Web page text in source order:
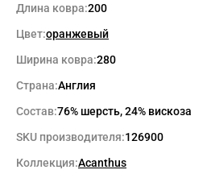
Длина ковра:200
Цвет:оранжевый
Ширина ковра:280
Страна:Англия
Состав:76% шерсть, 24% вискоза
SKU производителя:126900
Коллекция:Acanthus